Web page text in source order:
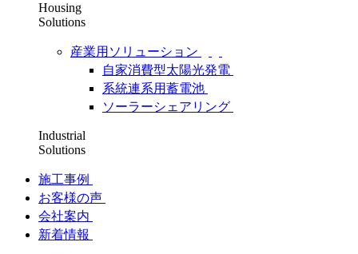
Housing
Solutions
産業用ソリューション
自家消費型太陽光発電
系統連系用蓄電池
ソーラーシェアリング
Industrial
Solutions
施工事例
お客様の声
会社案内
新着情報